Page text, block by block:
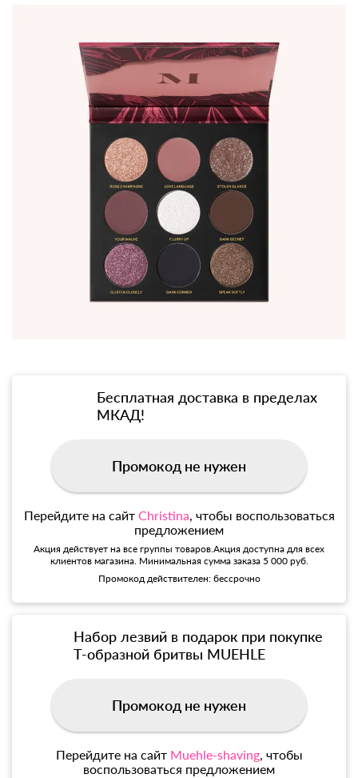
Бесплатная доставка в пределах
МКАД!
Промокод не нужен
Перейдите на сайт Christina, чтобы воспользоваться
предложением
Акция действует на все группы товаров.Акция доступна для всех
клиентов магазина. Минимальная сумма заказа 5 000 руб.
Промокод действителен: бессрочно
Набор лезвий в подарок при покупке
Т-образной бритвы MUEHLE
Промокод не нужен
Перейдите на сайт Muehle-shaving, чтобы
воспользоваться предложением